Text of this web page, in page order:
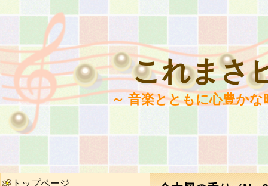
これまさ
～ 音楽とともに心豊か
トップページ